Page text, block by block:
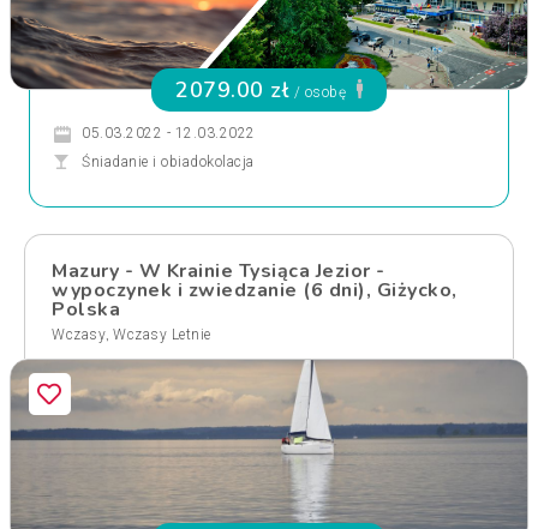
2079.00 zł / osobę
05.03.2022 - 12.03.2022
Śniadanie i obiadokolacja
Mazury - W Krainie Tysiąca Jezior -
wypoczynek i zwiedzanie (6 dni), Giżycko,
Polska
Wczasy, Wczasy Letnie